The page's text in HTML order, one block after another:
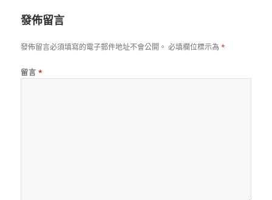
發佈留言
發佈留言必須填寫的電子郵件地址不會公開。 必填欄位標示為*
留言 *